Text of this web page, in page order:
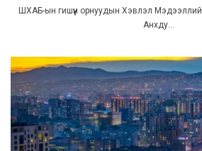
ШХАБ-ын гишүүн орнуудын Хэвлэл
Анхду...